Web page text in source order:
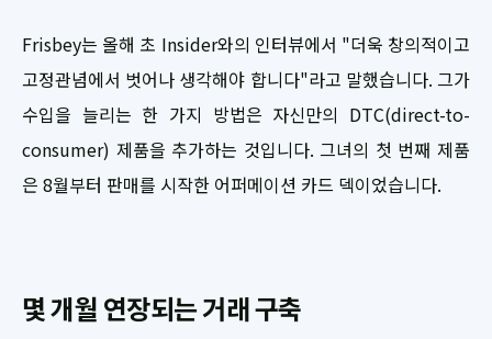
Frisbey는 올해 초 Insider와의 인터뷰에서 "더욱 창의적이고
고정관념에서 벗어나 생각해야 합니다"라고 말했습니다. 그가
수입을 늘리는 한 가지 방법은 자신만의 DTC(direct-to-
consumer) 제품을 추가하는 것입니다. 그녀의 첫 번째 제품
은 8월부터 판매를 시작한 어퍼메이션 카드 덱이었습니다.
몇 개월 연장되는 거래 구축